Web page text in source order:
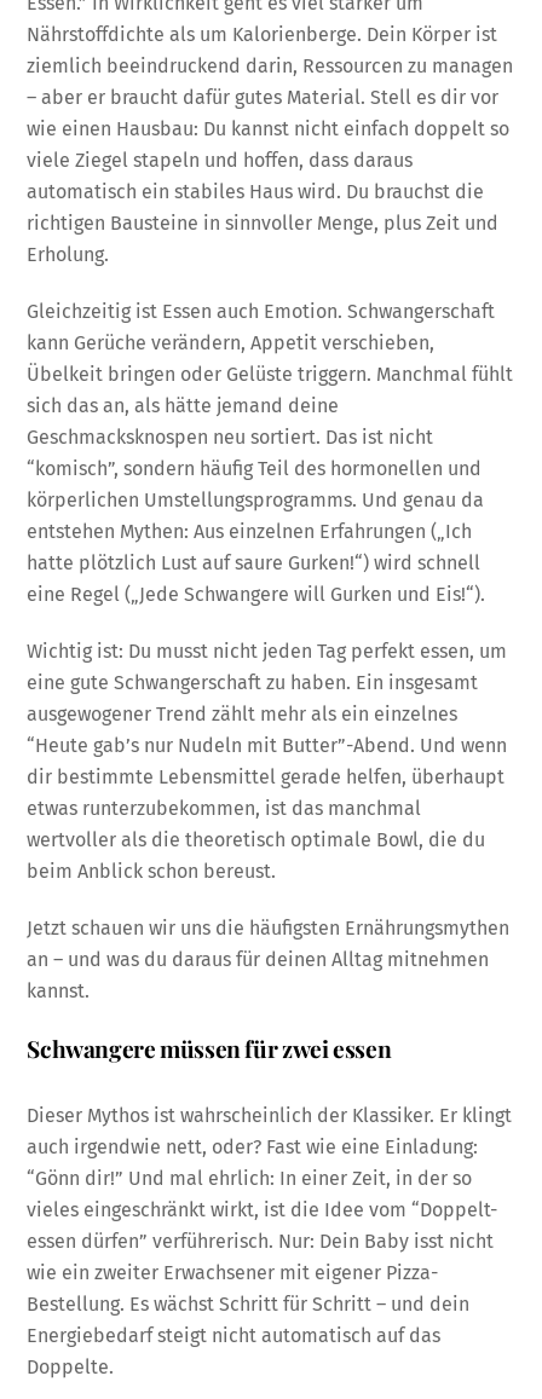
Nährstoffdichte als um Kalorienberge. Dein Körper ist
ziemlich beeindruckend darin, Ressourcen zu managen
– aber er braucht dafür gutes Material. Stell es dir vor
wie einen Hausbau: Du kannst nicht einfach doppelt so
viele Ziegel stapeln und hoffen, dass daraus
automatisch ein stabiles Haus wird. Du brauchst die
richtigen Bausteine in sinnvoller Menge, plus Zeit und
Erholung.
Gleichzeitig ist Essen auch Emotion. Schwangerschaft
kann Gerüche verändern, Appetit verschieben,
Übelkeit bringen oder Gelüste triggern. Manchmal fühlt
sich das an, als hätte jemand deine
Geschmacksknospen neu sortiert. Das ist nicht
“komisch”, sondern häufig Teil des hormonellen und
körperlichen Umstellungsprogramms. Und genau da
entstehen Mythen: Aus einzelnen Erfahrungen („Ich
hatte plötzlich Lust auf saure Gurken!“) wird schnell
eine Regel („Jede Schwangere will Gurken und Eis!“).
Wichtig ist: Du musst nicht jeden Tag perfekt essen, um
eine gute Schwangerschaft zu haben. Ein insgesamt
ausgewogener Trend zählt mehr als ein einzelnes
“Heute gab’s nur Nudeln mit Butter”-Abend. Und wenn
dir bestimmte Lebensmittel gerade helfen, überhaupt
etwas runterzubekommen, ist das manchmal
wertvoller als die theoretisch optimale Bowl, die du
beim Anblick schon bereust.
Jetzt schauen wir uns die häufigsten Ernährungsmythen
an – und was du daraus für deinen Alltag mitnehmen
kannst.
Schwangere müssen für zwei essen
Dieser Mythos ist wahrscheinlich der Klassiker. Er klingt
auch irgendwie nett, oder? Fast wie eine Einladung:
“Gönn dir!” Und mal ehrlich: In einer Zeit, in der so
vieles eingeschränkt wirkt, ist die Idee vom “Doppelt-
essen dürfen” verführerisch. Nur: Dein Baby isst nicht
wie ein zweiter Erwachsener mit eigener Pizza-
Bestellung. Es wächst Schritt für Schritt – und dein
Energiebedarf steigt nicht automatisch auf das
Doppelte.